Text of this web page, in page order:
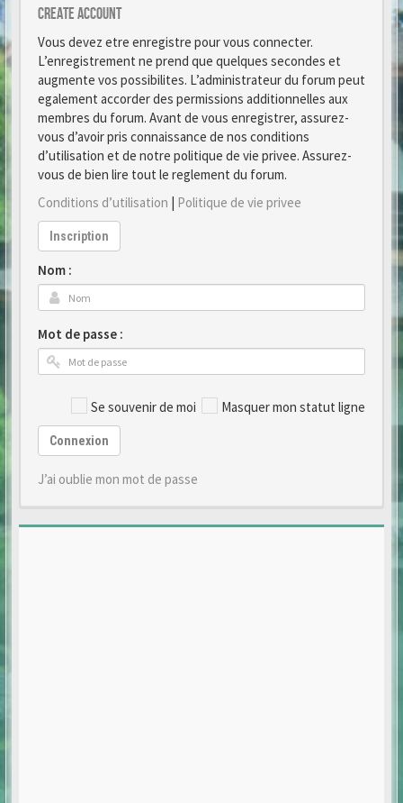
Create account
Vous devez etre enregistre pour vous connecter.
L’enregistrement ne prend que quelques secondes et
augmente vos possibilites. L’administrateur du forum peut
egalement accorder des permissions additionnelles aux
membres du forum. Avant de vous enregistrer, assurez-
vous d’avoir pris connaissance de nos conditions
d’utilisation et de notre politique de vie privee. Assurez-
vous de bien lire tout le reglement du forum.
Conditions d’utilisation | Politique de vie privee
Inscription
Nom :
Mot de passe :
Se souvenir de moi Masquer mon statut ligne
Connexion
J’ai oublie mon mot de passe